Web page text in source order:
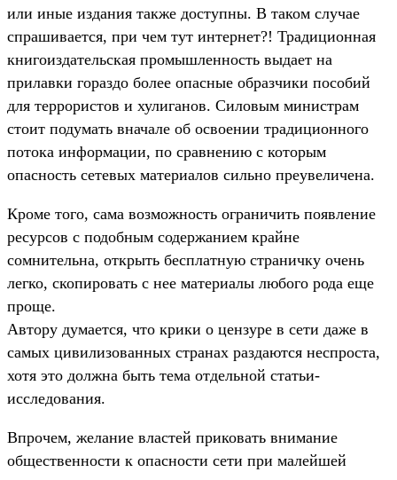
или иные издания также доступны. В таком случае
спрашивается, при чем тут интернет?! Традиционная
книгоиздательская промышленность выдает на
прилавки гораздо более опасные образчики пособий
для террористов и хулиганов. Силовым министрам
стоит подумать вначале об освоении традиционного
потока информации, по сравнению с которым
опасность сетевых материалов сильно преувеличена.
Кроме того, сама возможность ограничить появление
ресурсов с подобным содержанием крайне
сомнительна, открыть бесплатную страничку очень
легко, скопировать с нее материалы любого рода еще
проще.
Автору думается, что крики о цензуре в сети даже в
самых цивилизованных странах раздаются неспроста,
хотя это должна быть тема отдельной статьи-
исследования.
Впрочем, желание властей приковать внимание
общественности к опасности сети при малейшей